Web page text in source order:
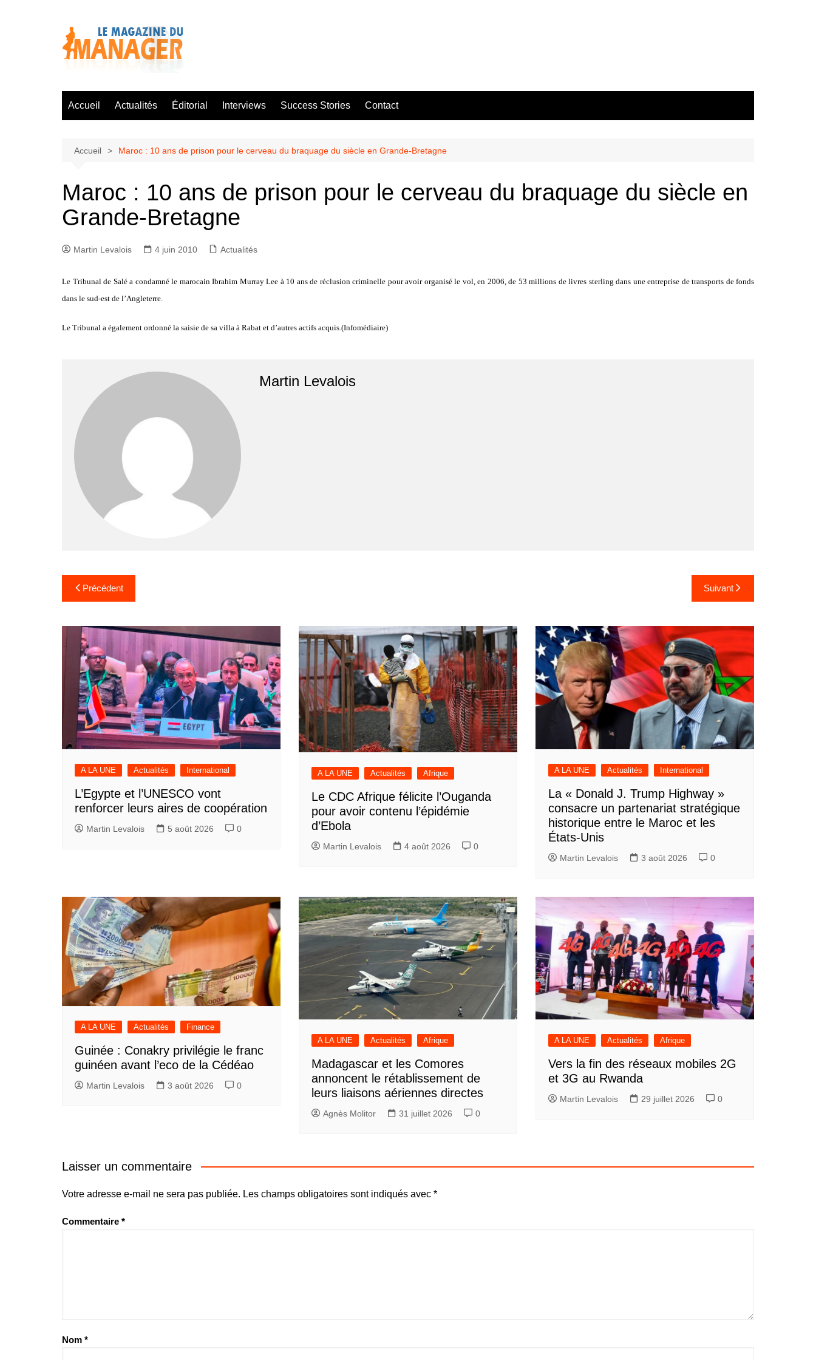
Accueil Actualités Éditorial Interviews Success Stories Contact
Accueil Maroc : 10 ans de prison pour le cerveau du braquage du siècle en Grande-Bretagne
Maroc : 10 ans de prison pour le cerveau du braquage du siècle en
Grande-Bretagne
Martin Levalois 4 juin 2010 Actualités
Le Tribunal de Salé a condamné le marocain Ibrahim Murray Lee à 10 ans de réclusion criminelle pour avoir organisé le vol, en 2006, de 53 millions de livres sterling dans une entreprise de transports de fonds
dans le sud-est de l’Angleterre.
Le Tribunal a également ordonné la saisie de sa villa à Rabat et d’autres actifs acquis.(Infomédiaire)
Martin Levalois
Navigation
de
l’article
Précédent Suivant
A LA UNE Actualités International
L’Egypte et l’UNESCO vont
renforcer leurs aires de coopération
Martin Levalois 5 août 2026 0
A LA UNE Actualités Afrique
Le CDC Afrique félicite l’Ouganda
pour avoir contenu l’épidémie
d’Ebola
Martin Levalois 4 août 2026 0
A LA UNE Actualités International
La « Donald J. Trump Highway »
consacre un partenariat stratégique
historique entre le Maroc et les
États-Unis
Martin Levalois 3 août 2026 0
A LA UNE Actualités Finance
Guinée : Conakry privilégie le franc
guinéen avant l’eco de la Cédéao
Martin Levalois 3 août 2026 0
A LA UNE Actualités Afrique
Madagascar et les Comores
annoncent le rétablissement de
leurs liaisons aériennes directes
Agnès Molitor 31 juillet 2026 0
A LA UNE Actualités Afrique
Vers la fin des réseaux mobiles 2G
et 3G au Rwanda
Martin Levalois 29 juillet 2026 0
Laisser un commentaire
Votre adresse e-mail ne sera pas publiée. Les champs obligatoires sont indiqués avec *
Commentaire *
Nom *